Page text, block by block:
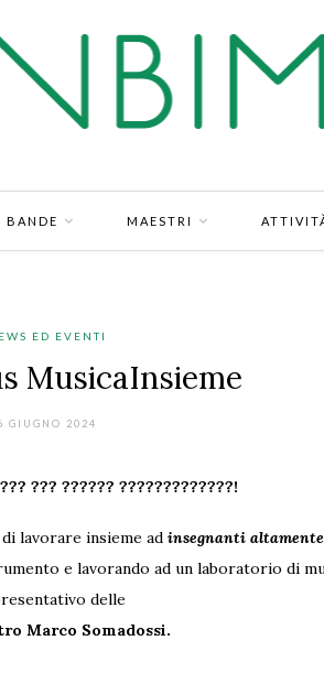
BANDE MAESTRI
ED EVENTI
MusicaInsieme
GIUGNO 2024
??? ?????? ?????????????!
lavorare insieme ad insegnanti
e lavorando ad un laboratorio di
delle
Marco Somadossi.